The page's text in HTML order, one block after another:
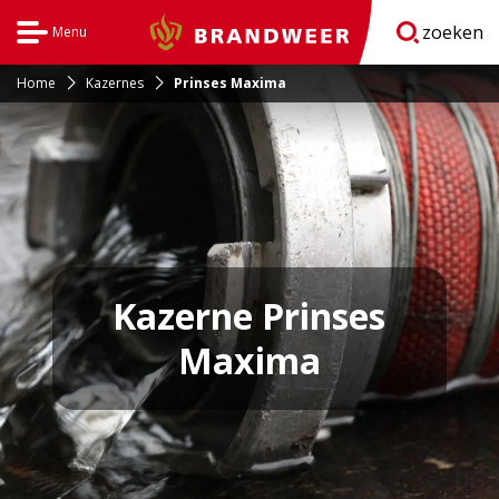
Menu Brandweer zoeken
Home Kazernes Prinses Maxima
Kazerne Prinses
Maxima